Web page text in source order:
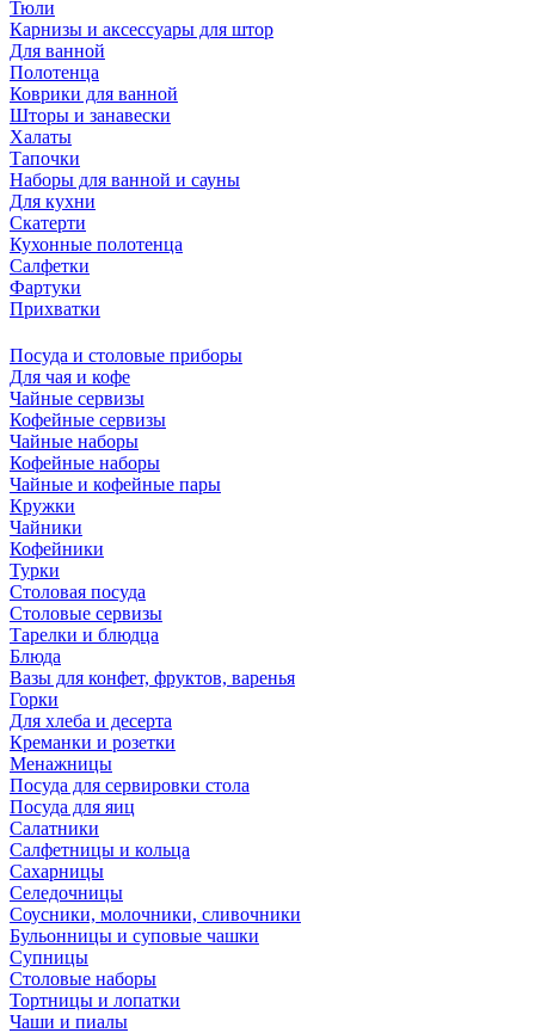
Тюли
Карнизы и аксессуары для штор
Для ванной
Полотенца
Коврики для ванной
Шторы и занавески
Халаты
Тапочки
Наборы для ванной и сауны
Для кухни
Скатерти
Кухонные полотенца
Салфетки
Фартуки
Прихватки
Посуда и столовые приборы
Для чая и кофе
Чайные сервизы
Кофейные сервизы
Чайные наборы
Кофейные наборы
Чайные и кофейные пары
Кружки
Чайники
Кофейники
Турки
Столовая посуда
Столовые сервизы
Тарелки и блюдца
Блюда
Вазы для конфет, фруктов, варенья
Горки
Для хлеба и десерта
Креманки и розетки
Менажницы
Посуда для сервировки стола
Посуда для яиц
Салатники
Салфетницы и кольца
Сахарницы
Селедочницы
Соусники, молочники, сливочники
Бульонницы и суповые чашки
Супницы
Столовые наборы
Тортницы и лопатки
Чаши и пиалы